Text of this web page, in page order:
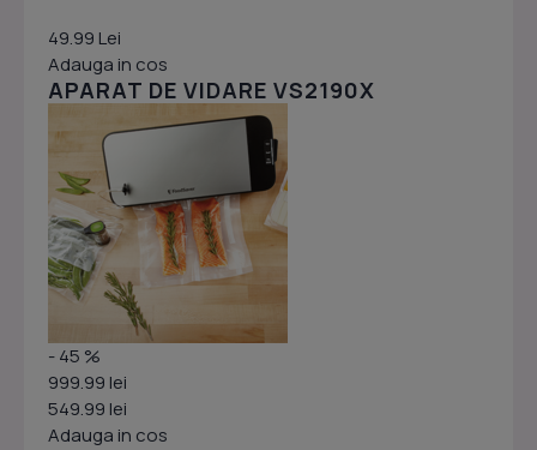
49.99 Lei
Adauga in cos
APARAT DE VIDARE VS2190X
- 45 %
999.99 lei
549.99 lei
Adauga in cos